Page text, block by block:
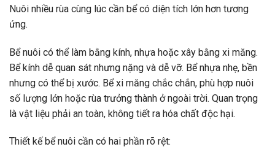
Nuôi nhiều rùa cùng lúc cần bể có diện tích lớn hơn tương
ứng.
Bể nuôi có thể làm bằng kính, nhựa hoặc xây bằng xi măng.
Bể kính dễ quan sát nhưng nặng và dễ vỡ. Bể nhựa nhẹ, bền
nhưng có thể bị xước. Bể xi măng chắc chắn, phù hợp nuôi
số lượng lớn hoặc rùa trưởng thành ở ngoài trời. Quan trọng
là vật liệu phải an toàn, không tiết ra hóa chất độc hại.
Thiết kế bể nuôi cần có hai phần rõ rệt: